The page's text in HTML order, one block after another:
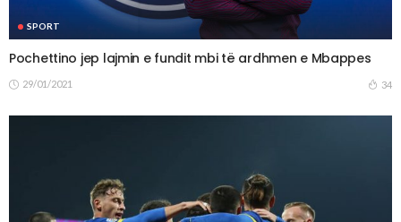
SPORT
Pochettino jep lajmin e fundit mbi të ardhmen e Mbappes
29/01/2021 34